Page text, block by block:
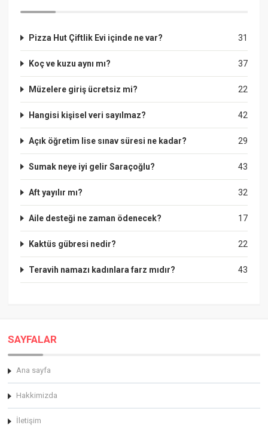
31
Pizza Hut Çiftlik Evi içinde ne var?
37
Koç ve kuzu aynı mı?
22
Müzelere giriş ücretsiz mi?
42
Hangisi kişisel veri sayılmaz?
29
Açık öğretim lise sınav süresi ne kadar?
43
Sumak neye iyi gelir Saraçoğlu?
32
Aft yayılır mı?
17
Aile desteği ne zaman ödenecek?
22
Kaktüs gübresi nedir?
43
Teravih namazı kadınlara farz mıdır?
SAYFALAR
Ana sayfa
Hakkimizda
İletişim